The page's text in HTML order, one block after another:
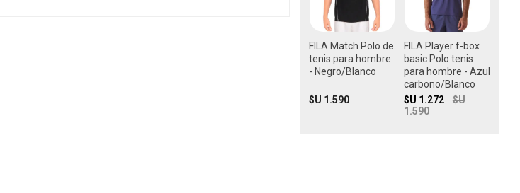
FILA Match Polo de
tenis para hombre
- Negro/Blanco
$U 1.590
FILA Player f-box
basic Polo tenis
para hombre - Azul
carbono/Blanco
$U 1.272
$U
1.590